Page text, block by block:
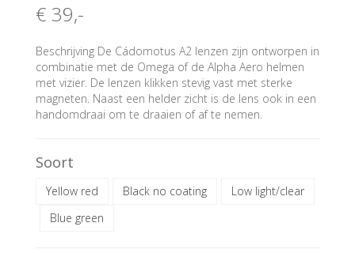
€ 39,-
Beschrijving De Cádomotus A2 lenzen zijn ontworpen in
combinatie met de Omega of de Alpha Aero helmen
met vizier. De lenzen klikken stevig vast met sterke
magneten. Naast een helder zicht is de lens ook in een
handomdraai om te draaien of af te nemen.
Soort
Yellow red Black no coating
Low light/clear
Blue green